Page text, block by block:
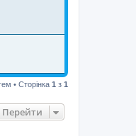
• Сторінка 1 з 1
Перейти